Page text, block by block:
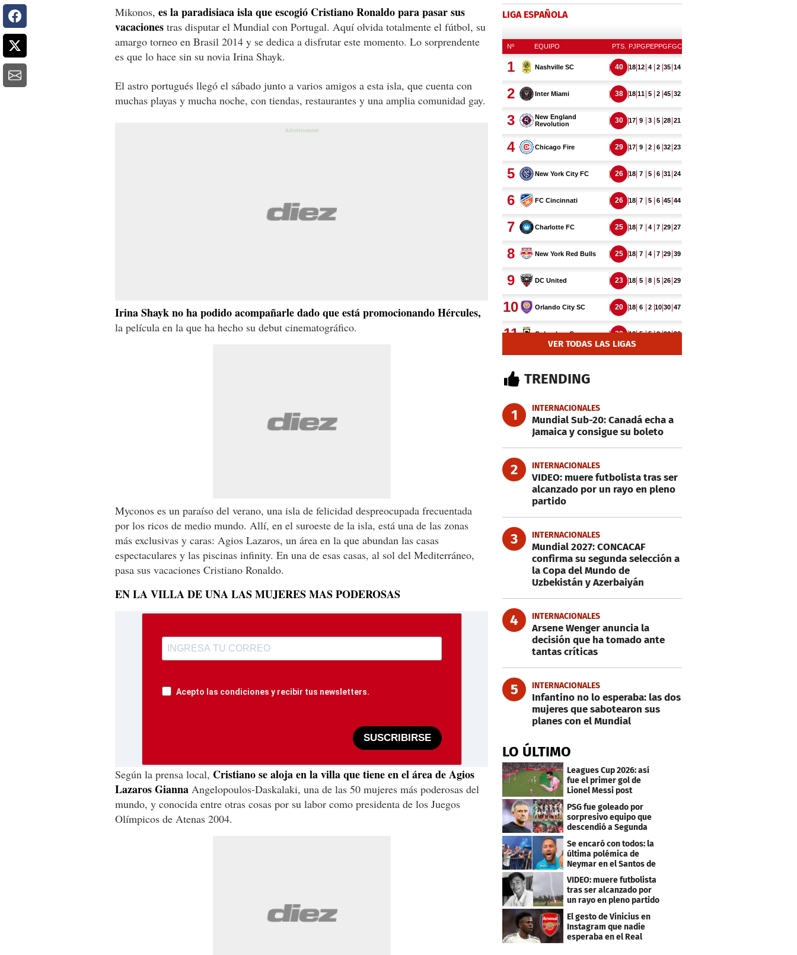
Mikonos, es la paradisiaca isla que escogió Cristiano Ronaldo para pasar sus
vacaciones tras disputar el Mundial con Portugal. Aquí olvida totalmente el fútbol, su
amargo torneo en Brasil 2014 y se dedica a disfrutar este momento. Lo sorprendente
es que lo hace sin su novia Irina Shayk.
El astro portugués llegó el sábado junto a varios amigos a esta isla, que cuenta con
muchas playas y mucha noche, con tiendas, restaurantes y una amplia comunidad gay.
Irina Shayk no ha podido acompañarle dado que está promocionando Hércules,
la película en la que ha hecho su debut cinematográfico.
Myconos es un paraíso del verano, una isla de felicidad despreocupada frecuentada
por los ricos de medio mundo. Allí, en el suroeste de la isla, está una de las zonas
más exclusivas y caras: Agios Lazaros, un área en la que abundan las casas
espectaculares y las piscinas infinity. En una de esas casas, al sol del Mediterráneo,
pasa sus vacaciones Cristiano Ronaldo.
EN LA VILLA DE UNA LAS MUJERES MAS PODEROSAS
Acepto las condiciones y recibir tus newsletters.
SUSCRIBIRSE
Según la prensa local, Cristiano se aloja en la villa que tiene en el área de Agios
Lazaros Gianna Angelopoulos-Daskalaki, una de las 50 mujeres más poderosas del
mundo, y conocida entre otras cosas por su labor como presidenta de los Juegos
Olímpicos de Atenas 2004.
LIGA ESPAÑOLA
VER TODAS LAS LIGAS
TRENDING
1 INTERNACIONALES
Mundial Sub-20: Canadá echa a
Jamaica y consigue su boleto
2 INTERNACIONALES
VIDEO: muere futbolista tras ser
alcanzado por un rayo en pleno
partido
3 INTERNACIONALES
Mundial 2027: CONCACAF
confirma su segunda selección a
la Copa del Mundo de
Uzbekistán y Azerbaiyán
4 INTERNACIONALES
Arsene Wenger anuncia la
decisión que ha tomado ante
tantas críticas
5 INTERNACIONALES
Infantino no lo esperaba: las dos
mujeres que sabotearon sus
planes con el Mundial
LO ÚLTIMO
Leagues Cup 2026: así
fue el primer gol de
Lionel Messi post
PSG fue goleado por
sorpresivo equipo que
descendió a Segunda
Se encaró con todos: la
última polémica de
Neymar en el Santos de
VIDEO: muere futbolista
tras ser alcanzado por
un rayo en pleno partido
El gesto de Vinicius en
Instagram que nadie
esperaba en el Real